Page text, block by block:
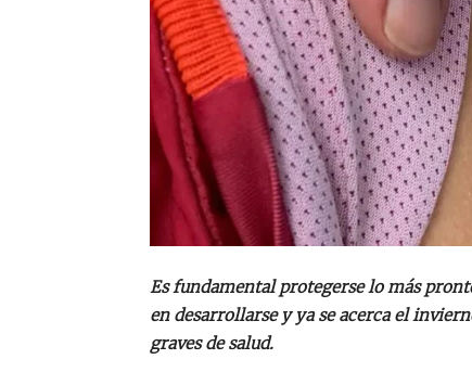
Es fundamental protegerse lo más
en desarrollarse y ya se acerca el
graves de salud.